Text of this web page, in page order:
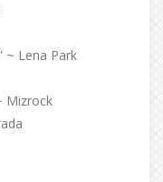
~ Lena Park
Mizrock